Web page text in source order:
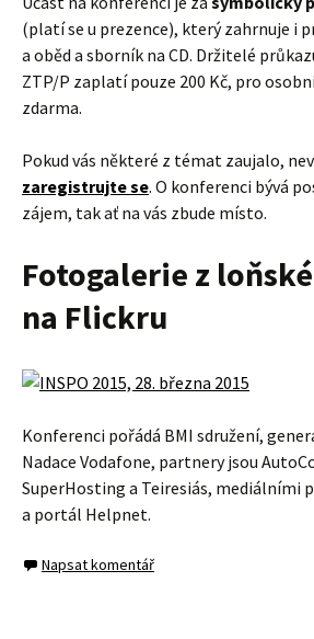
(platí se u prezence), který zahrnuje i
a oběd a sborník na CD. Držitelé
ZTP/P zaplatí pouze 200 Kč, pro
zdarma.
Pokud vás některé z témat zaujalo,
zaregistrujte se. O konferenci bývá
zájem, tak ať na vás zbude místo.
Fotogalerie z
na Flickru
Konferenci pořádá BMI sdružení,
Nadace Vodafone, partnery jsou
SuperHosting a Teiresiás, mediálními
a portál Helpnet.
Napsat komentář